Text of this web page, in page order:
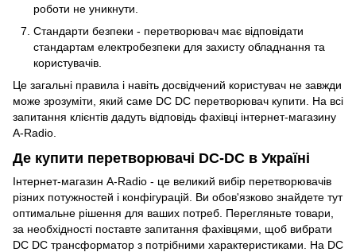
роботи не уникнути.
Стандарти безпеки - перетворювач має відповідати
стандартам електробезпеки для захисту обладнання та
користувачів.
Це загальні правила і навіть досвідчений користувач не завжди
може зрозуміти, який саме DC DC перетворювач купити. На всі
запитання клієнтів дадуть відповідь фахівці інтернет-магазину
A-Radio.
Де купити перетворювачі DC-DC в Україні
Інтернет-магазин A-Radio - це великий вибір перетворювачів
різних потужностей і конфігурацій. Ви обов'язково знайдете тут
оптимальне рішення для ваших потреб. Перегляньте товари,
за необхідності поставте запитання фахівцями, щоб вибрати
DC DC трансформатор з потрібними характеристиками. На DC